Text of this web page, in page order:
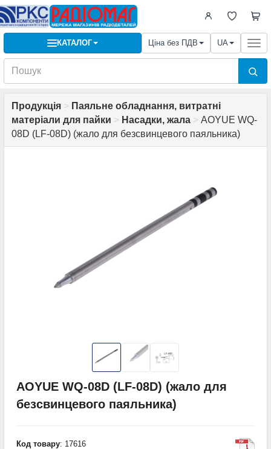
КАТАЛОГ Ціна без ПДВ UA
Продукція > Паяльне обладнання, витратні
матеріали для пайки > Насадки, жала > AOYUE WQ-
08D (LF-08D) (жало для безсвинцевого паяльника)
AOYUE WQ-08D (LF-08D) (жало для
безсвинцевого паяльника)
Код товару: 17616